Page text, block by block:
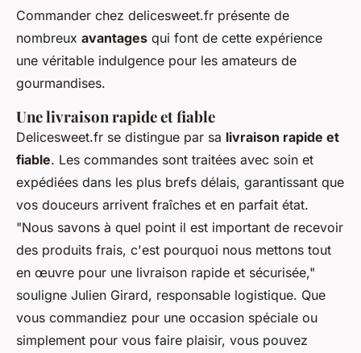
Commander chez delicesweet.fr présente de
nombreux avantages qui font de cette expérience
une véritable indulgence pour les amateurs de
gourmandises.
Une livraison rapide et fiable
Delicesweet.fr se distingue par sa livraison rapide et
fiable. Les commandes sont traitées avec soin et
expédiées dans les plus brefs délais, garantissant que
vos douceurs arrivent fraîches et en parfait état.
"Nous savons à quel point il est important de recevoir
des produits frais, c'est pourquoi nous mettons tout
en œuvre pour une livraison rapide et sécurisée,"
souligne Julien Girard, responsable logistique. Que
vous commandiez pour une occasion spéciale ou
simplement pour vous faire plaisir, vous pouvez